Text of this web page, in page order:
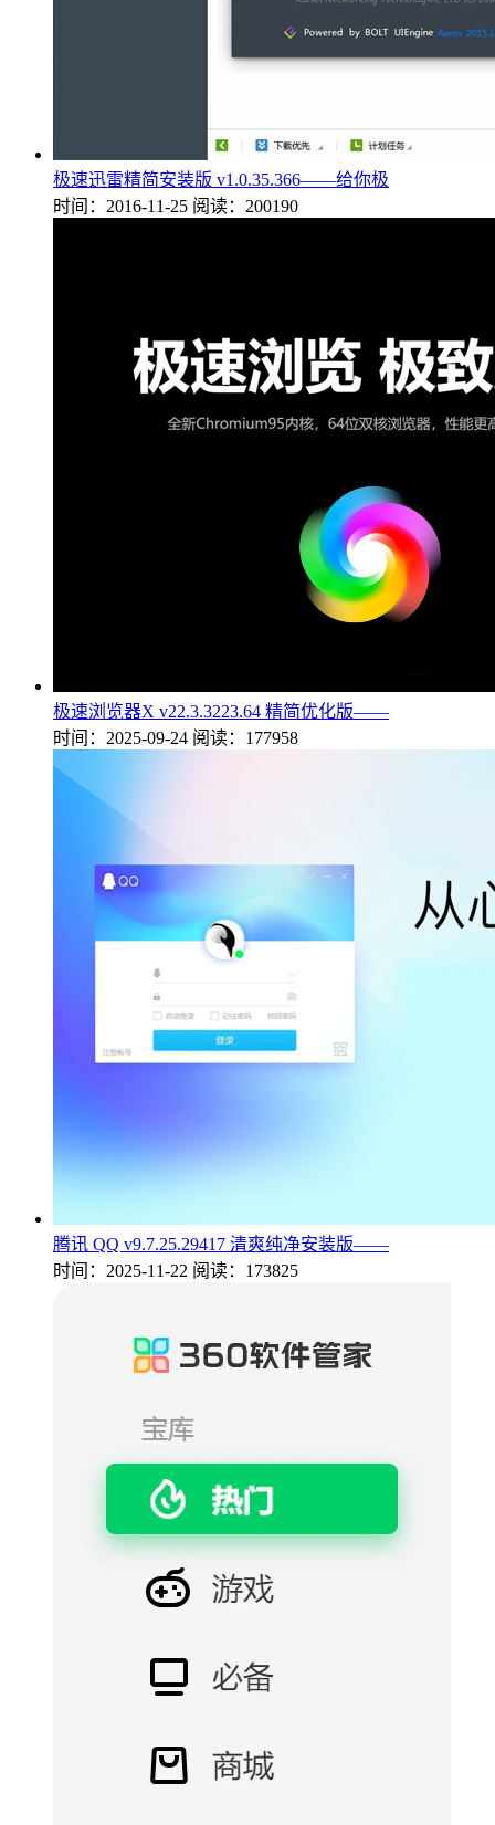
极速迅雷精简安装版 v1.0.35.366——给你极
时间：2016-11-25 阅读：200190
极速浏览器X v22.3.3223.64 精简优化版——
时间：2025-09-24 阅读：177958
腾讯 QQ v9.7.25.29417 清爽纯净安装版——
时间：2025-11-22 阅读：173825